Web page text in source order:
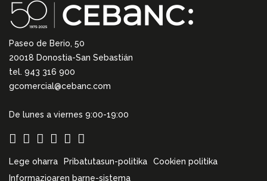
Paseo de Berio, 50
20018 Donostia-San Sebastián
tel. 943 316 900
gcomercial@cebanc.com
De lunes a viernes 9:00-19:00
Lege oharra Pribatutasun-politika
Cookien politika
Informazioaren barne-sistema